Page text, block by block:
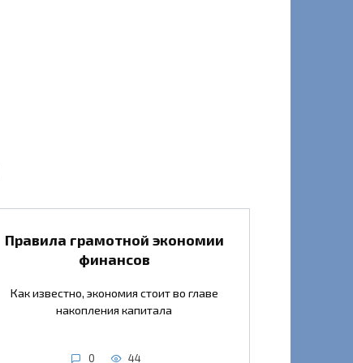
Правила грамотной экономии
финансов
Как известно, экономия стоит во главе
накопления капитала
0 44